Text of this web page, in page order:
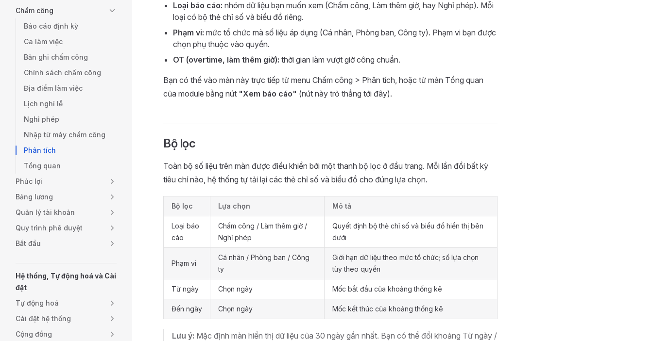
Chấm công
Báo cáo định kỳ
Ca làm việc
Bản ghi chấm công
Chính sách chấm công
Địa điểm làm việc
Lịch nghỉ lễ
Nghỉ phép
Nhập từ máy chấm công
Phân tích
Tổng quan
Phúc lợi
Bảng lương
Quản lý tài khoản
Quy trình phê duyệt
Bắt đầu
Hệ thống, Tự động hoá và Cài
đặt
Tự động hoá
Cài đặt hệ thống
Cộng đồng
Loại báo cáo: nhóm dữ liệu bạn muốn xem (Chấm công, Làm thêm giờ, hay Nghỉ phép). Mỗi
loại có bộ thẻ chỉ số và biểu đồ riêng.
Phạm vi: mức tổ chức mà số liệu áp dụng (Cá nhân, Phòng ban, Công ty). Phạm vi bạn được
chọn phụ thuộc vào quyền.
OT (overtime, làm thêm giờ): thời gian làm vượt giờ công chuẩn.
Bạn có thể vào màn này trực tiếp từ menu Chấm công > Phân tích, hoặc từ màn Tổng quan
của module bằng nút "Xem báo cáo" (nút này trỏ thẳng tới đây).
Bộ lọc
Toàn bộ số liệu trên màn được điều khiển bởi một thanh bộ lọc ở đầu trang. Mỗi lần đổi bất kỳ
tiêu chí nào, hệ thống tự tải lại các thẻ chỉ số và biểu đồ cho đúng lựa chọn.
Bộ lọc Lựa chọn Mô tả
Loại báo
cáo
Chấm công / Làm thêm giờ /
Nghỉ phép
Quyết định bộ thẻ chỉ số và biểu đồ hiển thị bên
dưới
Phạm vi
Cá nhân / Phòng ban / Công
ty
Giới hạn dữ liệu theo mức tổ chức; số lựa chọn
tùy theo quyền
Từ ngày Chọn ngày Mốc bắt đầu của khoảng thống kê
Đến ngày Chọn ngày Mốc kết thúc của khoảng thống kê
Lưu ý: Mặc định màn hiển thị dữ liệu của 30 ngày gần nhất. Bạn có thể đổi khoảng Từ ngày /